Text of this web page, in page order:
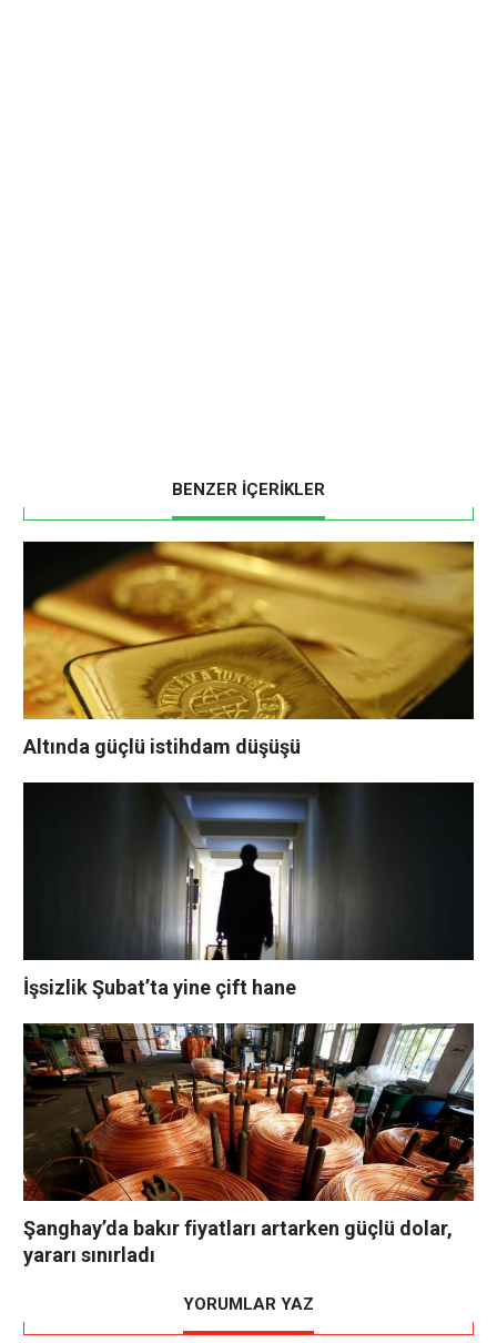
BENZER İÇERİKLER
Altında güçlü istihdam düşüşü
İşsizlik Şubat’ta yine çift hane
Şanghay’da bakır fiyatları artarken güçlü dolar,
yararı sınırladı
YORUMLAR YAZ